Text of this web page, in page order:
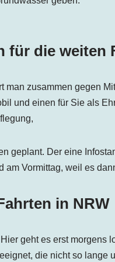
für die weiten
zusammen gegen
und einen für Sie als
geplant. Der eine
am Vormittag, weil es
in NRW
geht es erst morgens
die nicht so lange